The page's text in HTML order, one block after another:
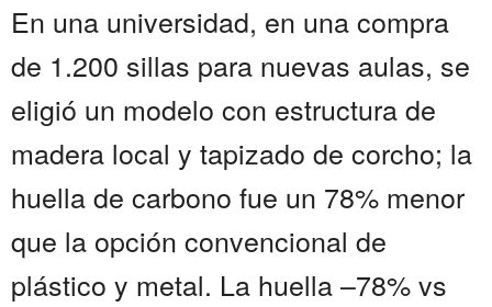
En una universidad, en una compra
de 1.200 sillas para nuevas aulas, se
eligió un modelo con estructura de
madera local y tapizado de corcho; la
huella de carbono fue un 78% menor
que la opción convencional de
plástico y metal. La huella –78% vs